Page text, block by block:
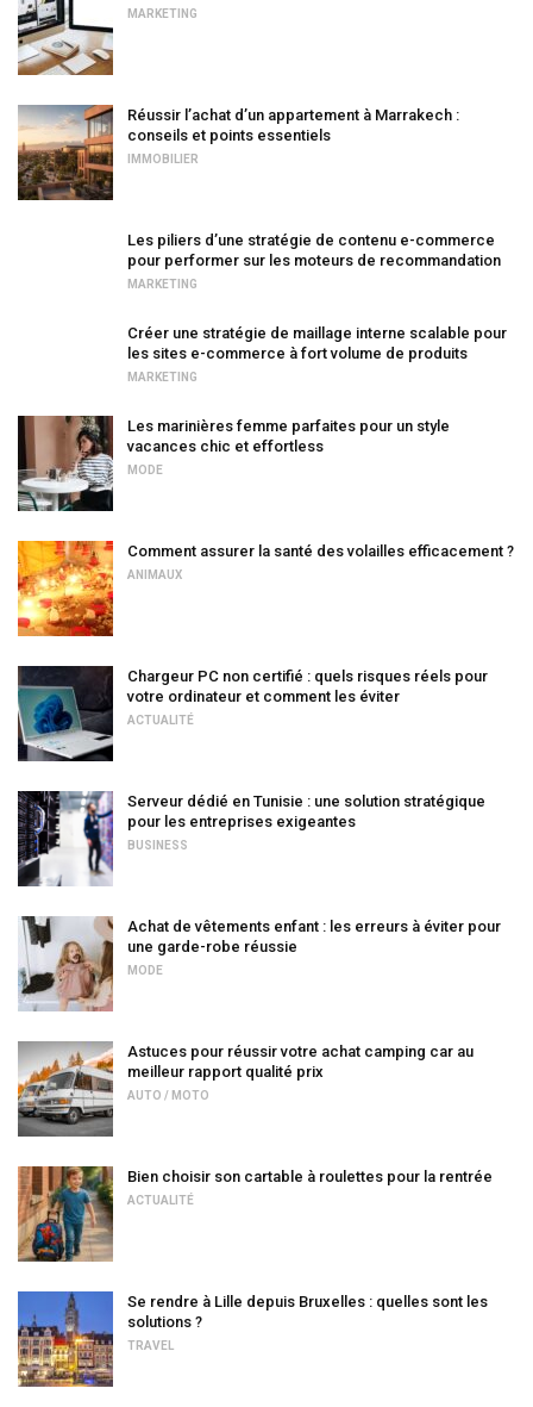
MARKETING
Réussir l’achat d’un appartement à Marrakech :
conseils et points essentiels
IMMOBILIER
Les piliers d’une stratégie de contenu e-commerce
pour performer sur les moteurs de recommandation
MARKETING
Créer une stratégie de maillage interne scalable pour
les sites e-commerce à fort volume de produits
MARKETING
Les marinières femme parfaites pour un style
vacances chic et effortless
MODE
Comment assurer la santé des volailles efficacement ?
ANIMAUX
Chargeur PC non certifié : quels risques réels pour
votre ordinateur et comment les éviter
ACTUALITÉ
Serveur dédié en Tunisie : une solution stratégique
pour les entreprises exigeantes
BUSINESS
Achat de vêtements enfant : les erreurs à éviter pour
une garde-robe réussie
MODE
Astuces pour réussir votre achat camping car au
meilleur rapport qualité prix
AUTO / MOTO
Bien choisir son cartable à roulettes pour la rentrée
ACTUALITÉ
Se rendre à Lille depuis Bruxelles : quelles sont les
solutions ?
TRAVEL